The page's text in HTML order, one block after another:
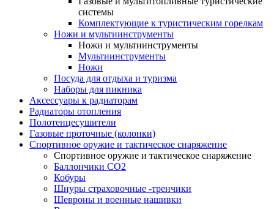
системы
Комплектующие к туристическим горелкам
Ножи и мультиинструменты
Ножи и мультиинструменты
Мультиинструменты
Ножи
Посуда для отдыха и туризма
Наборы для пикника
Аксессуары к радиаторам
Радиаторы отопления
Полотенцесушители
Газовые проточные (колонки)
Спортивное оружие и тактическое снаряжение
Спортивное оружие и тактическое снаряжение
Баллончики CO2
Кобуры
Шнуры страховочные -тренчики
Шевроны и военные нашивки